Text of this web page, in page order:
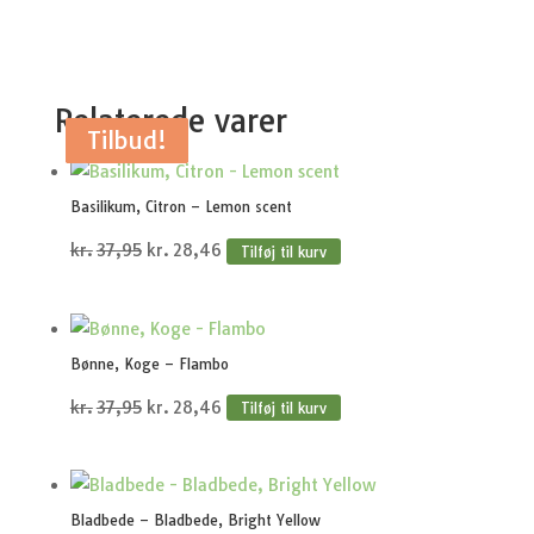
Relaterede varer
Tilbud!
Basilikum, Citron – Lemon scent
kr.37,95 Den
var:
kr.37,95.
kr. 28,46Den
er:
kr.28,46.
Tilføj til kurv
Tilbud!
Bønne, Koge – Flambo
kr.37,95 Den
kr. 28,46DenTilføj til kurv
Tilbud!
Bladbede – Bladbede, Bright Yellow
Tilbud!
Tilbud!